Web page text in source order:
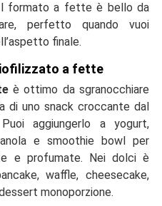
formato a fette è bello da
perfetto quando vuoi
finale.
a fette
è ottimo da sgranocchiare
di uno snack croccante dal
aggiungerlo a yogurt,
e smoothie bowl per
e profumate. Nei dolci è
waffle, cheesecake,
monoporzione.